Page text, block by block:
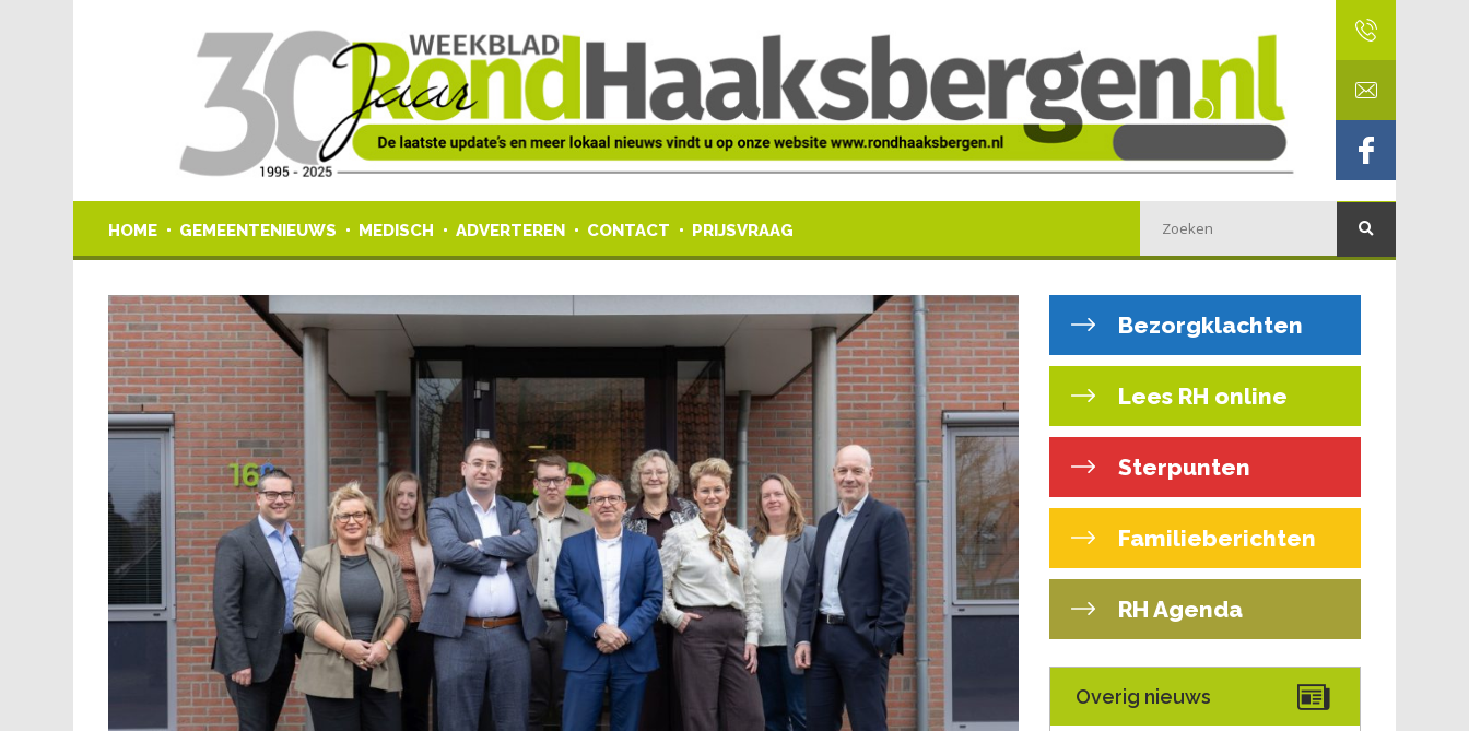
HOME GEMEENTENIEUWS MEDISCH ADVERTEREN CONTACT PRIJSVRAAG
Bezorgklachten
Lees RH online
Sterpunten
Familieberichten
RH Agenda
Overig nieuws